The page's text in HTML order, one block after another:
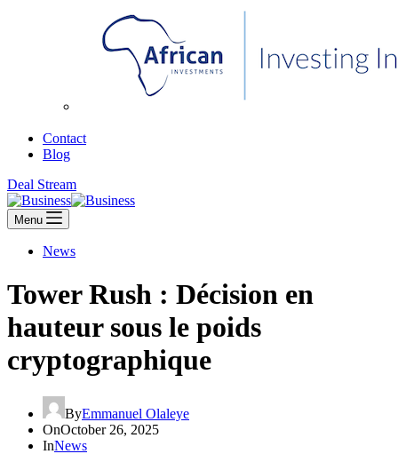
Contact
Blog
Deal Stream
Menu
News
Tower Rush : Décision en
hauteur sous le poids
cryptographique
ByEmmanuel Olaleye
OnOctober 26, 2025
InNews